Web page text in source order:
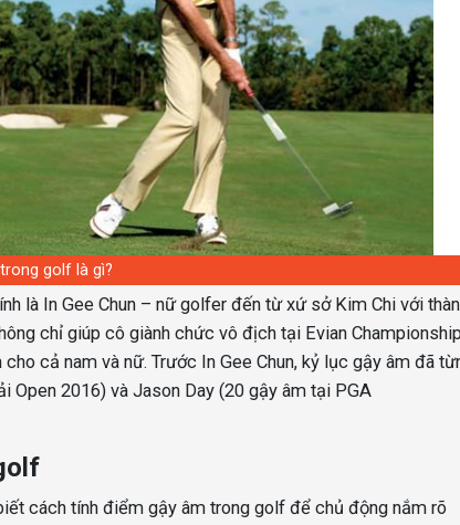
golf là gì?
là In Gee Chun – nữ golfer đến từ xứ sở Kim Chi với
chỉ giúp cô giành chức vô địch tại Evian
cả nam và nữ. Trước In Gee Chun, kỷ lục gậy âm đã
2016) và Jason Day (20 gậy âm tại PGA
cách tính điểm gậy âm trong golf để chủ động nắm rõ